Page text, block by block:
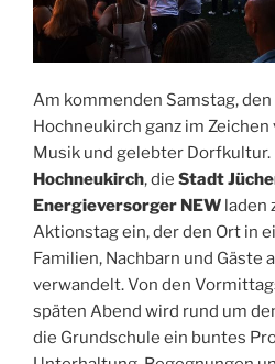
Am kommenden Samstag, den
Hochneukirch ganz im
Musik und gelebter Dorfkultur.
Hochneukirch, die Stadt
Energieversorger NEW laden
Aktionstag ein, der den Ort in
Familien, Nachbarn und Gäste
verwandelt. Von den
späten Abend wird rund um
die Grundschule ein buntes